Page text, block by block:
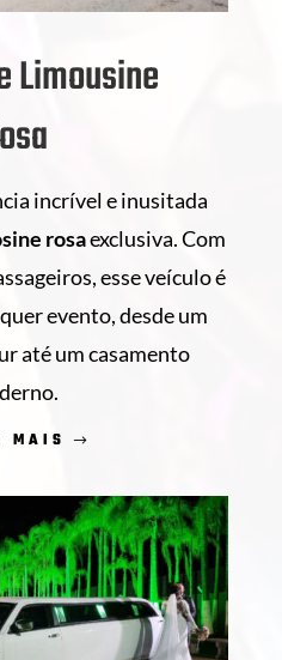
Limousine
incrível e inusitada
rosaexclusiva. Com
esse veículo é
evento, desde um
até um casamento
MAIS